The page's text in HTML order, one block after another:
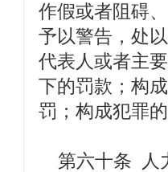
作假或者阻碍
予以警告，处
代表人或者主
下的罚款；构
罚；构成犯罪
第六十条 人